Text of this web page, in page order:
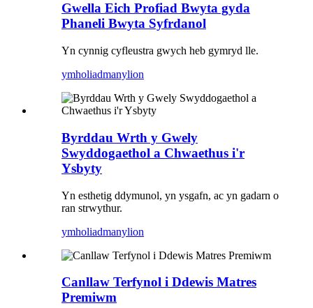
Gwella Eich Profiad Bwyta gyda
Phaneli Bwyta Syfrdanol
Yn cynnig cyfleustra gwych heb gymryd lle.
ymholiadmanylion
Byrddau Wrth y Gwely
Swyddogaethol a Chwaethus i'r
Ysbyty
Yn esthetig ddymunol, yn ysgafn, ac yn gadarn o
ran strwythur.
ymholiadmanylion
Canllaw Terfynol i Ddewis Matres
Premiwm